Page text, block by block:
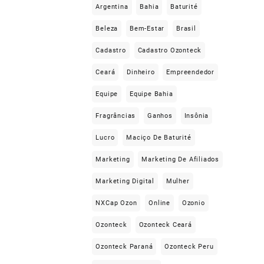
Argentina Bahia Baturité
Beleza Bem-Estar Brasil
Cadastro Cadastro Ozonteck
Ceará Dinheiro Empreendedor
Equipe Equipe Bahia
Fragrâncias Ganhos Insônia
Lucro Maciço De Baturité
Marketing Marketing De Afiliados
Marketing Digital Mulher
NXCap Ozon Online Ozonio
Ozonteck Ozonteck Ceará
Ozonteck Paraná Ozonteck Peru